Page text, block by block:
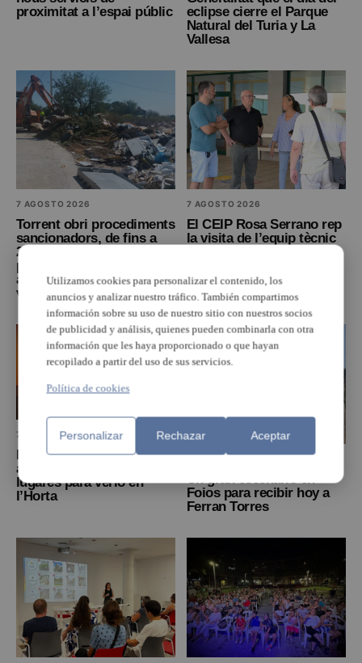
proximitat a l’espai públic
eclipse cierre el Parque
Natural del Turia y La
Vallesa
7 AGOSTO 2026
Torrent obri procediments
sancionadors, de fins a
2.000 euros, contra
particulars i empreses per
abocaments il·legals en la
via pública
7 AGOSTO 2026
El CEIP Rosa Serrano rep
la visita de l’equip tècnic
7 AGOSTO 2026
Eclipse total del 12 de
agosto: los mejores
lugares para verlo en
l’Horta
VÍDEO
7 AGOSTO 2026
Un gran escenario en
Foios para recibir hoy a
Ferran Torres
Utilizamos cookies para personalizar el contenido, los
anuncios y analizar nuestro tráfico. También compartimos
información sobre su uso de nuestro sitio con nuestros socios
de publicidad y análisis, quienes pueden combinarla con otra
información que les haya proporcionado o que hayan
recopilado a partir del uso de sus servicios.
Política de cookies
Personalizar Rechazar Aceptar